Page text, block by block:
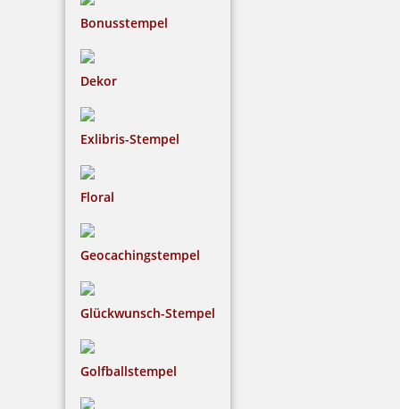
Bonusstempel
Dekor
Exlibris-Stempel
Floral
Geocachingstempel
Glückwunsch-Stempel
Golfballstempel